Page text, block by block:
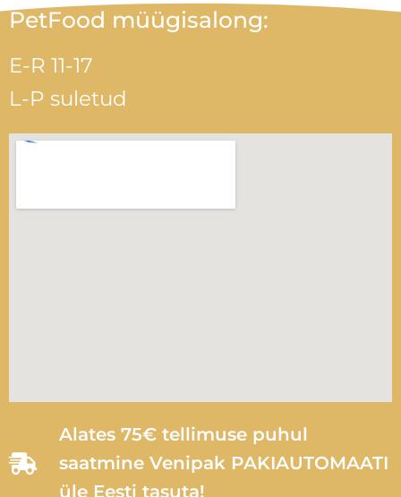
PetFood müügisalong:
E-R 11-17
L-P suletud
Alates 75€ tellimuse puhul
saatmine Venipak PAKIAUTOMAATI
üle Eesti tasuta!